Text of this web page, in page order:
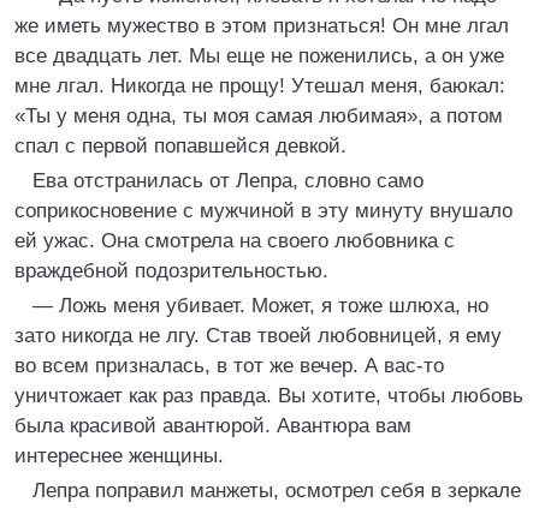
же иметь мужество в этом признаться! Он мне лгал
все двадцать лет. Мы еще не поженились, а он уже
мне лгал. Никогда не прощу! Утешал меня, баюкал:
«Ты у меня одна, ты моя самая любимая», а потом
спал с первой попавшейся девкой.
Ева отстранилась от Лепра, словно само
соприкосновение с мужчиной в эту минуту внушало
ей ужас. Она смотрела на своего любовника с
враждебной подозрительностью.
— Ложь меня убивает. Может, я тоже шлюха, но
зато никогда не лгу. Став твоей любовницей, я ему
во всем призналась, в тот же вечер. А вас-то
уничтожает как раз правда. Вы хотите, чтобы любовь
была красивой авантюрой. Авантюра вам
интереснее женщины.
Лепра поправил манжеты, осмотрел себя в зеркале